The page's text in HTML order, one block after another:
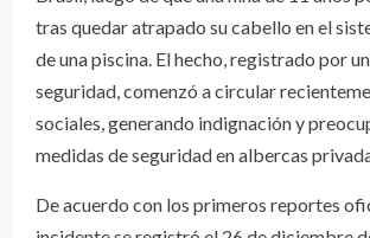
tras quedar atrapado su cabello en el
de una piscina. El hecho, registrado por
seguridad, comenzó a circular
sociales, generando indignación y
medidas de seguridad en albercas
De acuerdo con los primeros reportes